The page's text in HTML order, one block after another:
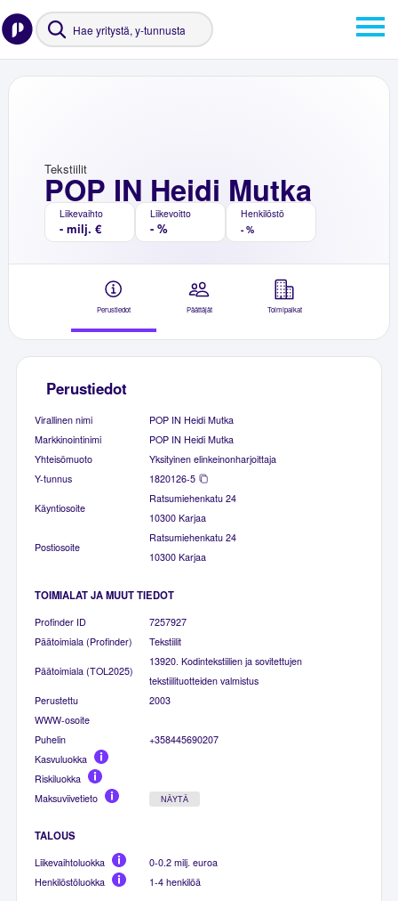
POP IN Heidi Mutka
Tekstiilit
Liikevaihto
- milj. €
Liikevoitto
- %
Henkilöstö
- %
Perustiedot Päättäjät Toimipaikat
Perustiedot
Virallinen nimi
POP IN Heidi Mutka
Markkinointinimi
POP IN Heidi Mutka
Yhteisömuoto
Yksityinen elinkeinonharjoittaja
Y-tunnus
1820126-5
Käyntiosoite
Ratsumiehenkatu 24
10300 Karjaa
Postiosoite
Ratsumiehenkatu 24
10300 Karjaa
TOIMIALAT JA MUUT TIEDOT
Profinder ID
7257927
Päätoimiala (Profinder)
Tekstiilit
Päätoimiala (TOL2025)
13920. Kodintekstiilien ja sovitettujen
tekstiilituotteiden valmistus
Perustettu
2003
WWW-osoite
Puhelin
+358445690207
Kasvuluokka
Riskiluokka
Maksuviivetieto
NÄYTÄ
TALOUS
Liikevaihtoluokka
0-0.2 milj. euroa
Henkilöstöluokka
1-4 henkilöä